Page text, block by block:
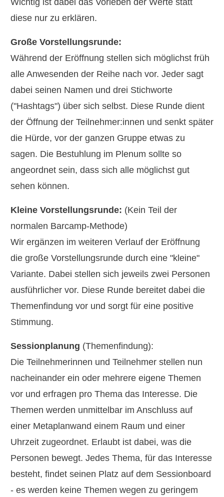
diese nur zu erklären.
Große Vorstellungsrunde:
Während der Eröffnung stellen sich möglichst früh
alle Anwesenden der Reihe nach vor. Jeder sagt
dabei seinen Namen und drei Stichworte
("Hashtags") über sich selbst. Diese Runde dient
der Öffnung der Teilnehmer:innen und senkt später
die Hürde, vor der ganzen Gruppe etwas zu
sagen. Die Bestuhlung im Plenum sollte so
angeordnet sein, dass sich alle möglichst gut
sehen können.
Kleine Vorstellungsrunde: (Kein Teil der
normalen Barcamp-Methode)
Wir ergänzen im weiteren Verlauf der Eröffnung
die große Vorstellungsrunde durch eine "kleine"
Variante. Dabei stellen sich jeweils zwei Personen
ausführlicher vor. Diese Runde bereitet dabei die
Themenfindung vor und sorgt für eine positive
Stimmung.
Sessionplanung (Themenfindung):
Die Teilnehmerinnen und Teilnehmer stellen nun
nacheinander ein oder mehrere eigene Themen
vor und erfragen pro Thema das Interesse. Die
Themen werden unmittelbar im Anschluss auf
einer Metaplanwand einem Raum und einer
Uhrzeit zugeordnet. Erlaubt ist dabei, was die
Personen bewegt. Jedes Thema, für das Interesse
besteht, findet seinen Platz auf dem Sessionboard
- es werden keine Themen wegen zu geringem